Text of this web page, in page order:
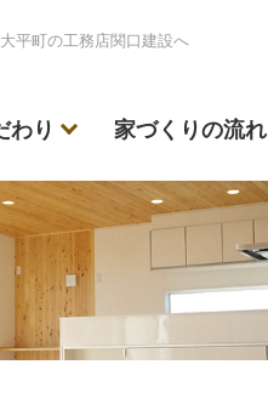
平町の工務店関口建設へ
わり 家づくりの流れ